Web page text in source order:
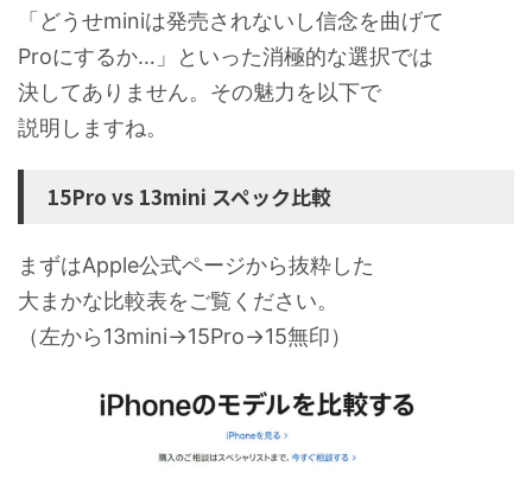
「どうせminiは発売されないし信念を曲げて
Proにするか…」といった消極的な選択では
決してありません。その魅力を以下で
説明しますね。
15Pro vs 13mini スペック比較
まずはApple公式ページから抜粋した
大まかな比較表をご覧ください。
（左から13mini→15Pro→15無印）